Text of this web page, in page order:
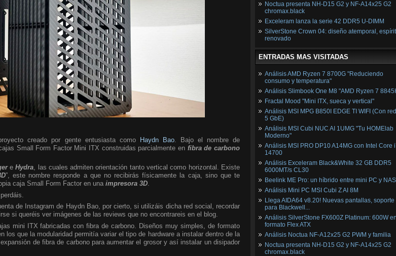
creado por gente entusiasta como Haydn Bao. Bajo el nombre de
Small Form Factor Mini ITX construidas parcialmente en fibra de carbono
eHydra, las cuales admiten orientación tanto vertical como horizontal. Existe
”, este nombre responde a que no recibirás físicamente la caja, sino que te
caja Small Form Factor en una impresora 3D.
de Instagram de Haydn Bao, por cierto, si utilizáis dicha red social, recordar
si queréis ver imágenes de las reviews que no encontrareis en el blog.
mini ITX fabricadas con fibra de carbono. Diseños muy simples, de formato
los que la modularidad permitía variar el tipo de hardware a instalar dentro de la
de fibra de carbono para aumentar el grosor y así instalar un disipador
Noctua presenta NH-D15 G2 y NF-A14x25 G2
chromax.black
Exceleram lanza la serie 42 DDR5 U-DIMM
SilverStone Crown 04: diseño atemporal,
renovado
ENTRADAS MAS VISITADAS
Análisis AMD Ryzen 7 8700G "Reduciendo
consumo y temperatura"
Análisis Slimbook One M8 "AMD Ryzen 7
Fractal Mood "Mini ITX, sueca y vertical"
Análisis MSI MPG B850I EDGE TI WIFI (Con
5 GbE)
Análisis MSI Cubi NUC AI 1UMG "Tu HOMElab
Moderno"
Análisis MSI PRO DP10 A14MG con Intel Core
14700
Análisis Exceleram Black&White 32 GB DDR5
6000MT/s CL30
Beelink ME Pro: un híbrido entre mini PC y NAS
Análisis Mini PC MSI Cubi Z AI 8M
Llega AIDA64 v8.20! Nuevas pantallas, soporte
para Blackwell...
Análisis SilverStone FX600Z Platinum: 600W
formato Flex ATX
Análisis Noctua NF-A12x25 G2 PWM y familia
Noctua presenta NH-D15 G2 y NF-A14x25 G2
chromax.black